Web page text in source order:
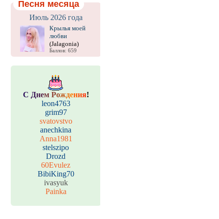
Песня месяца
Июль 2026 года
Крылья моей
любви
(Jalagonia)
Баллов: 659
С Днем Рождения!
leon4763
grim97
svatovstvo
anechkina
Anna1981
stelszipo
Drozd
60Evulez
BibiKing70
ivasyuk
Painka